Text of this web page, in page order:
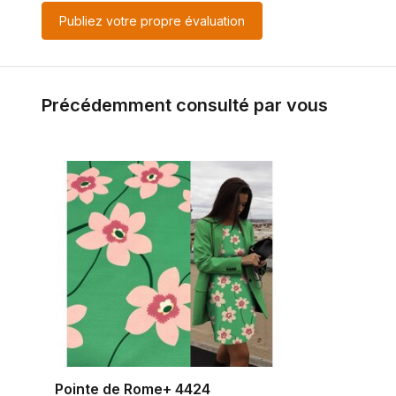
Publiez votre propre évaluation
Précédemment consulté par vous
Pointe de Rome+ 4424